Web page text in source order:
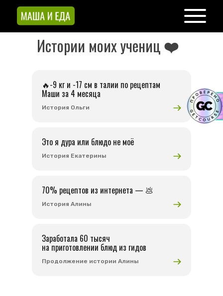
Истории моих учениц❤️
История Ольги
🔥-9 кг и -17 см в талии по рецептам
Маши за 4 месяца
История Екатерины
Это я дура или блюдо не моё
История Алины
70% рецептов из интернета — 💩
Продолжение истории Алины
Заработала 60 тысяч
на приготовлении блюд из гидов